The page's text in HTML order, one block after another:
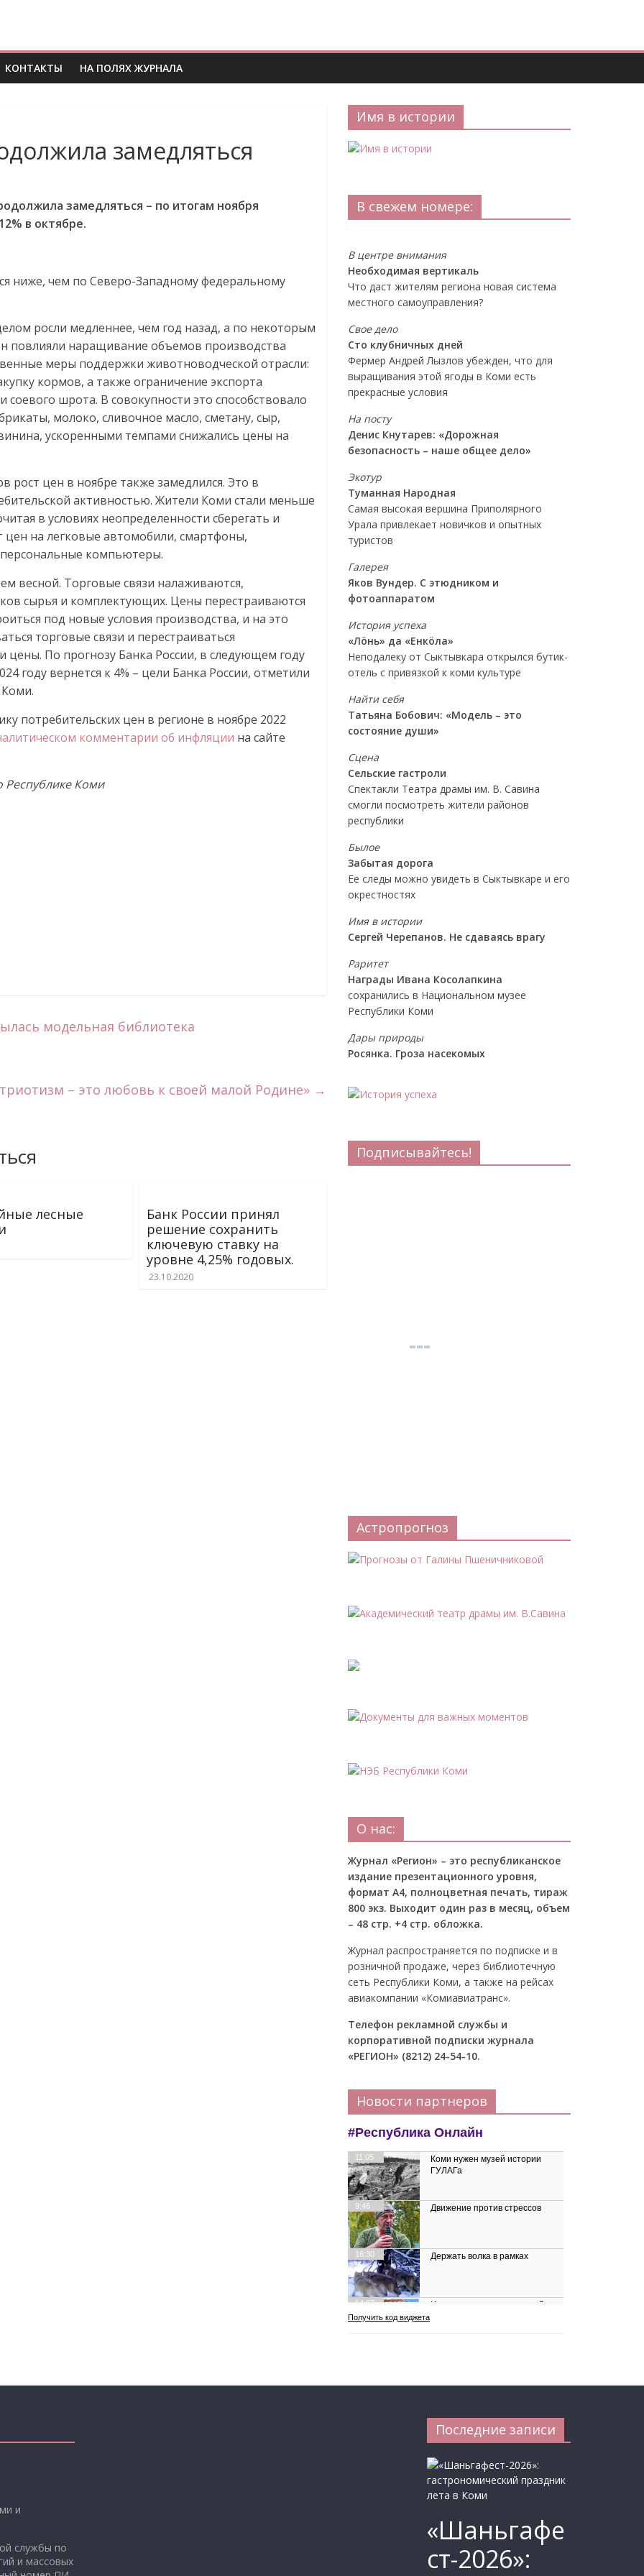
КОНТАКТЫ НА ПОЛЯХ ЖУРНАЛА
замедляться
замедляться – по итогам ноября
в октябре.
ниже, чем по Северо-Западному федеральному
росли медленнее, чем год назад, а по некоторым
повлияли наращивание объемов производства
меры поддержки животноводческой отрасли:
кормов, а также ограничение экспорта
шрота. В совокупности это способствовало
молоко, сливочное масло, сметану, сыр,
ускоренными темпами снижались цены на
рост цен в ноябре также замедлился. Это в
активностью. Жители Коми стали меньше
в условиях неопределенности сберегать и
цен на легковые автомобили, смартфоны,
компьютеры.
весной. Торговые связи налаживаются,
сырья и комплектующих. Цены перестраиваются
под новые условия производства, и на это
торговые связи и перестраиваться
цены. По прогнозу Банка России, в следующем году
году вернется к 4% – цели Банка России, отметили
потребительских цен в регионе в ноябре 2022
комментарии об инфляции на сайте
Республике Коми
модельная библиотека
– это любовь к своей малой Родине» →
лесные
Банк России принял
решение сохранить
ключевую ставку на
уровне 4,25% годовых.
23.10.2020
Имя в истории
В свежем номере:
В центре внимания
Необходимая вертикаль
Что даст жителям региона новая система
местного самоуправления?
Свое дело
Сто клубничных дней
Фермер Андрей Лызлов убежден, что для
выращивания этой ягоды в Коми есть
прекрасные условия
На посту
Денис Кнутарев: «Дорожная
безопасность – наше общее дело»
Экотур
Туманная Народная
Самая высокая вершина Приполярного
Урала привлекает новичков и опытных
туристов
Галерея
Яков Вундер. С этюдником и
фотоаппаратом
История успеха
«Лöнь» да «Енкöла»
Неподалеку от Сыктывкара открылся бутик-
отель с привязкой к коми культуре
Найти себя
Татьяна Бобович: «Модель – это
состояние души»
Сцена
Сельские гастроли
Спектакли Театра драмы им. В. Савина
смогли посмотреть жители районов
республики
Былое
Забытая дорога
Ее следы можно увидеть в Сыктывкаре и его
окрестностях
Имя в истории
Сергей Черепанов. Не сдаваясь врагу
Раритет
Награды Ивана Косолапкина
сохранились в Национальном музее
Республики Коми
Дары природы
Росянка. Гроза насекомых
Подписывайтесь!
Астропрогноз
О нас:
Журнал «Регион» – это республиканское
издание презентационного уровня,
формат А4, полноцветная печать, тираж
800 экз. Выходит один раз в месяц, объем
– 48 стр. +4 стр. обложка.
Журнал распространяется по подписке и в
розничной продаже, через библиотечную
сеть Республики Коми, а также на рейсах
авиакомпании «Комиавиатранс».
Телефон рекламной службы и
корпоративной подписки журнала
«РЕГИОН» (8212) 24-54-10.
Новости партнеров
и
службы по
и массовых
Последние записи
«Шаньгафе
ст-2026»: